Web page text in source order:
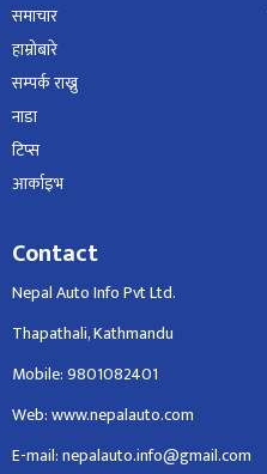
समाचार
हाम्रोबारे
सम्पर्क राख्नु
नाडा
टिप्स
आर्काइभ
Contact
Nepal Auto Info Pvt Ltd.
Thapathali, Kathmandu
Mobile: 9801082401
Web: www.nepalauto.com
E-mail: nepalauto.info@gmail.com